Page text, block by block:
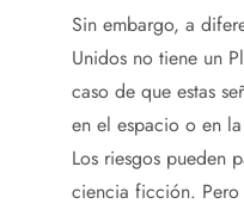
Sin embargo, a
Unidos no tiene un
caso de que estas
en el espacio o en
Los riesgos pueden
ciencia ficción. Pero